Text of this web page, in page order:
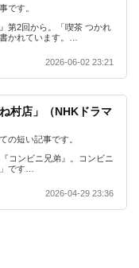
です。
第2回から。「喫茶 つかれ
かれています。…
2026-06-02 23:21
村店」（NHKドラマ
の短い記事です。
コンビニ兄弟』。コンビニ
です…
2026-04-29 23:36